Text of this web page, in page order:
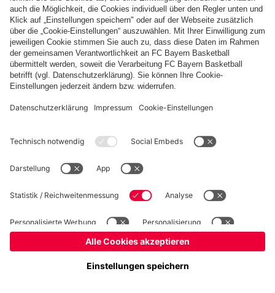
Basketball Frauen Handball Schach Schiedsrichter
Seniorenfußball
Tischtennis
Impressum Datenschutz Nutzungsbedingungen Barrierefreiheit